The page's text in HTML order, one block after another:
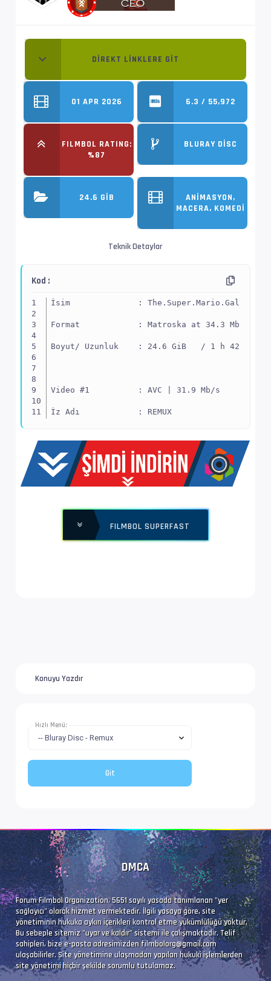
DIREKT LINKLERE GIT
01 APR 2026 6.3 / 55,972
FILMBOL RATING:
%87
BLURAY DISC
24.6 GIB
ANIMASYON,
MACERA, KOMEDI
Teknik Detaylar
Kod :
İsim              :
Format            : Matroska at 34.3 Mb/s
Boyut/ Uzunluk    : 24.6 GiB   / 1 h 42 min
Video #1          : AVC | 31.9 Mb/s
İz Adı            : REMUX
Yapı              : V_MPEG4/ISO/AVC ->
Ses Profili       : Dolby Digital Plus
İz Adı            : Türkçe (SHS) |
İz Adı            : Orijinal |
Ses  #4           : AC-3 | 448 kb/s
Ses Profili       : Dolby Digital
Dil               : en
Altyazı #5        : UTF-8
İz Adı            : Türkçe (Forced)
Dil               : tr
Altyazı #6        : UTF-8
FILMBOL SUPERFAST
Konuyu Yazdır
Hızlı Menü:
DMCA
Forum Filmbol Organization, 5651 sayılı yasada tanımlanan "yer
sağlayıcı" olarak hizmet vermektedir. İlgili yasaya göre, site
yönetiminin hukuka aykırı içerikleri kontrol etme yükümlülüğü yoktur.
Bu sebeple sitemiz "uyar ve kaldır" sistemi ile çalışmaktadır. Telif
sahipleri, bize e-posta adresimizdenfilmbolorg@gmail.com
ulaşabilirler. Site yönetimine ulaşmadan yapılan hukuki işlemlerden
site yönetimi hiçbir şekilde sorumlu tutulamaz.